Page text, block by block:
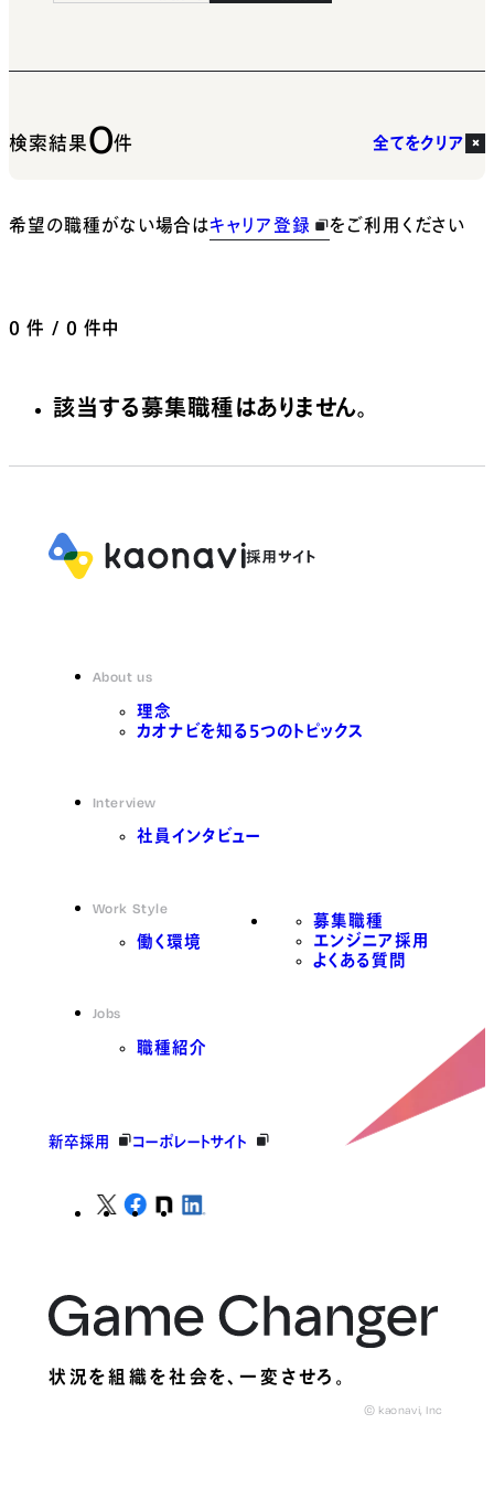
検索結果0件 全てをクリア
希望の職種がない場合はキャリア登録 をご利用ください
0 件 / 0 件中
該当する募集職種はありません。
About us
理念
カオナビを知る5つのトピックス
Interview
社員インタビュー
Work Style
働く環境
Jobs
職種紹介
募集職種
エンジニア採用
よくある質問
新卒採用 コーポレートサイト
状況を組織を社会を、一変させろ。
© kaonavi, Inc